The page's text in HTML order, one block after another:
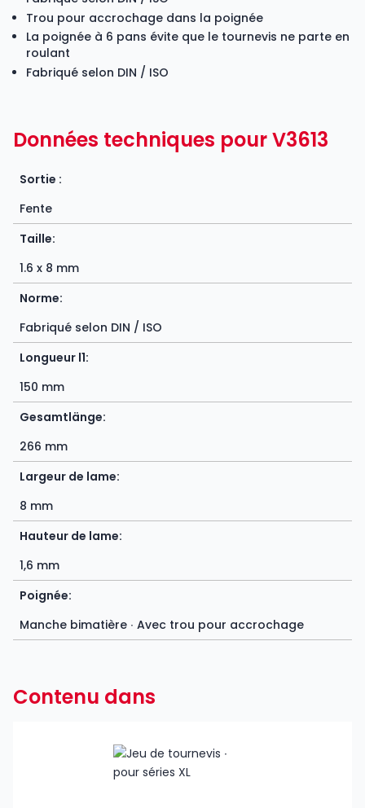
Trou pour accrochage dans la poignée
La poignée à 6 pans évite que le tournevis ne parte en
roulant
Fabriqué selon DIN / ISO
Données techniques pour V3613
Sortie :
Fente
Taille:
1.6 x 8 mm
Norme:
Fabriqué selon DIN / ISO
Longueur l1:
150 mm
Gesamtlänge:
266 mm
Largeur de lame:
8 mm
Hauteur de lame:
1,6 mm
Poignée:
Manche bimatière ∙ Avec trou pour accrochage
Contenu dans